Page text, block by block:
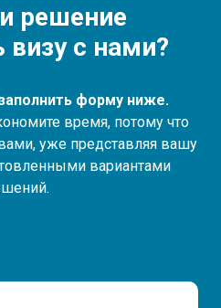
решение
с нами?
форму ниже.
время, потому что
уже представляя вашу
вариантами